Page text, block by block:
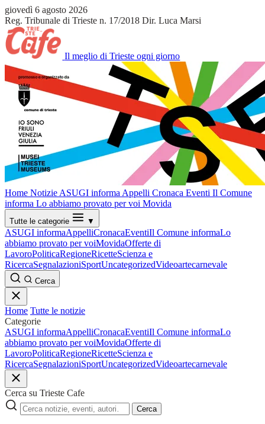
giovedì 6 agosto 2026
Reg. Tribunale di Trieste n. 17/2018 Dir. Luca Marsi
Il meglio di Trieste ogni giorno
Home Notizie ASUGI informa Appelli Cronaca Eventi Il Comune
informa Lo abbiamo provato per voi Movida
Tutte le categorie ▼
ASUGI informaAppelliCronacaEventiIl Comune informaLo
abbiamo provato per voiMovidaOfferte di
LavoroPoliticaRegioneRicetteScienza e
RicercaSegnalazioniSportUncategorizedVideoartecarnevale
Cerca
Home Tutte le notizie
Categorie
ASUGI informaAppelliCronacaEventiIl Comune informaLo
abbiamo provato per voiMovidaOfferte di
LavoroPoliticaRegioneRicetteScienza e
RicercaSegnalazioniSportUncategorizedVideoartecarnevale
Cerca su Trieste Cafe
Cerca